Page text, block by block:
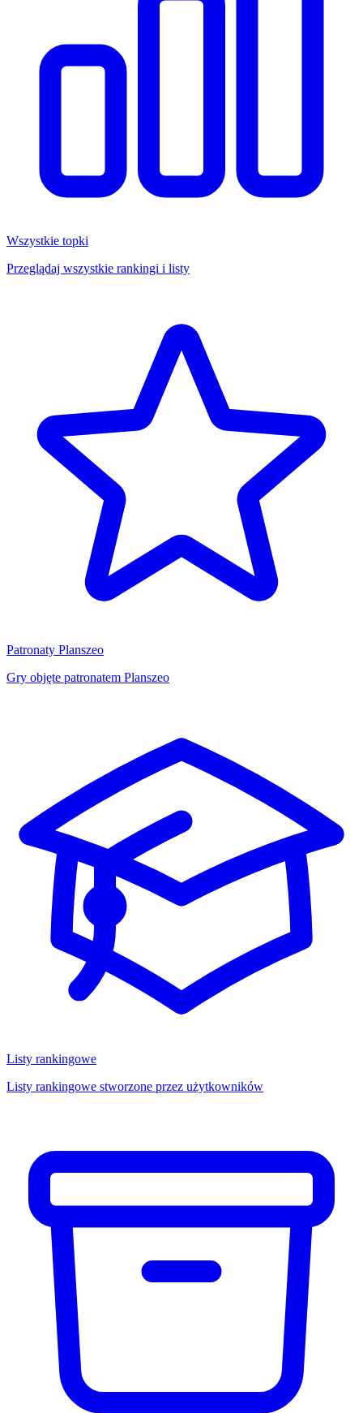
Wszystkie topki
Przeglądaj wszystkie rankingi i listy
Patronaty Planszeo
Gry objęte patronatem Planszeo
Listy rankingowe
Listy rankingowe stworzone przez użytkowników